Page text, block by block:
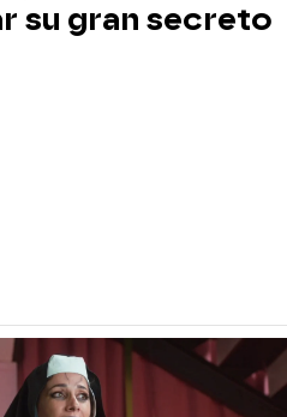
su gran secreto